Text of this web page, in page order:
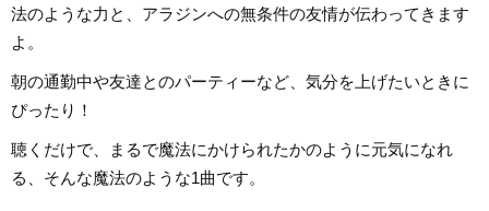
法のような力と、アラジンへの無条件の友情が伝わってきます
よ。
朝の通勤中や友達とのパーティーなど、気分を上げたいときに
ぴったり！
聴くだけで、まるで魔法にかけられたかのように元気になれ
る、そんな魔法のような1曲です。